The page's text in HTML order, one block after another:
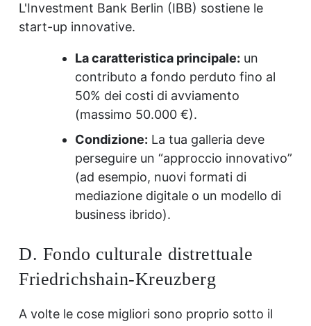
L'Investment Bank Berlin (IBB) sostiene le
start-up innovative.
La caratteristica principale: un
contributo a fondo perduto fino al
50% dei costi di avviamento
(massimo 50.000 €).
Condizione: La tua galleria deve
perseguire un “approccio innovativo”
(ad esempio, nuovi formati di
mediazione digitale o un modello di
business ibrido).
D. Fondo culturale distrettuale
Friedrichshain-Kreuzberg
A volte le cose migliori sono proprio sotto il